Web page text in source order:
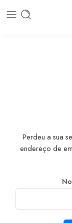
Perdeu a sua
endereço de